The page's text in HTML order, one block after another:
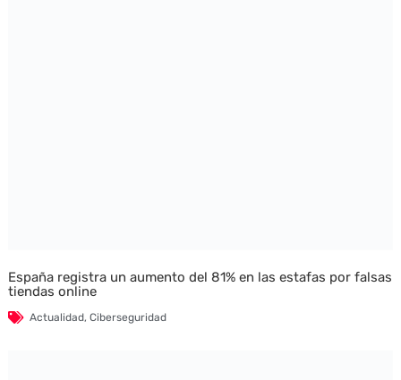
España registra un aumento del 81% en las estafas por falsas
tiendas online
Actualidad, Ciberseguridad